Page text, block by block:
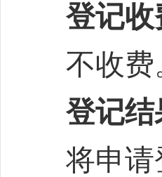
登记收
不收费
登记结
将申